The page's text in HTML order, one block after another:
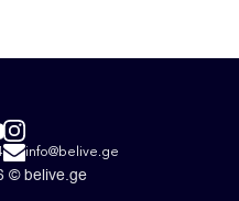
info@belive.ge
© belive.ge